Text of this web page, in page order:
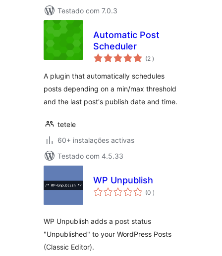
Testado com 7.0.3
Automatic Post
Scheduler
(2 classificações
)
A plugin that automatically schedules
posts depending on a min/max threshold
and the last post's publish date and time.
tetele
60+ instalações activas
Testado com 4.5.33
WP Unpublish
(0 classificações
)
WP Unpublish adds a post status
"Unpublished" to your WordPress Posts
(Classic Editor).